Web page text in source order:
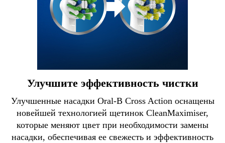
Улучшите эффективность чистки
Улучшенные насадки Oral-B Сross Action оснащены
новейшей технологией щетинок CleanMaximiser,
которые меняют цвет при необходимости замены
насадки, обеспечивая ее свежесть и эффективность